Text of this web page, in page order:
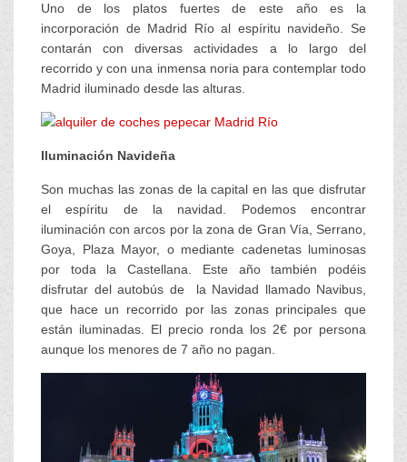
Uno de los platos fuertes de este año es la
incorporación de Madrid Río al espíritu navideño. Se
contarán con diversas actividades a lo largo del
recorrido y con una inmensa noria para contemplar todo
Madrid iluminado desde las alturas.
Iluminación Navideña
Son muchas las zonas de la capital en las que disfrutar
el espíritu de la navidad. Podemos encontrar
iluminación con arcos por la zona de Gran Vía, Serrano,
Goya, Plaza Mayor, o mediante cadenetas luminosas
por toda la Castellana. Este año también podéis
disfrutar del autobús de la Navidad llamado Navibus,
que hace un recorrido por las zonas principales que
están iluminadas. El precio ronda los 2€ por persona
aunque los menores de 7 año no pagan.